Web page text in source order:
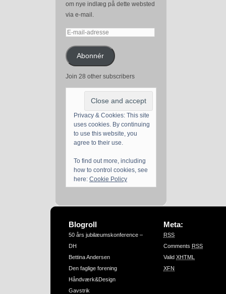
om nye indlæg på dette websted
via e-mail.
E-
adresseAbonnér
Join 28 other subscribers
Privacy & Cookies: This site
uses cookies. By continuing
to use this website, you
agree to their use.
To find out more, including
how to control cookies, see
here: Cookie Policy
Blogroll
50 års jubilæumskonference –
DH
Bettina Andersen
Den faglige forening
Håndværk&Design
Gavstrik
Meta:
RSS
Comments RSS
Valid XHTML
XFN